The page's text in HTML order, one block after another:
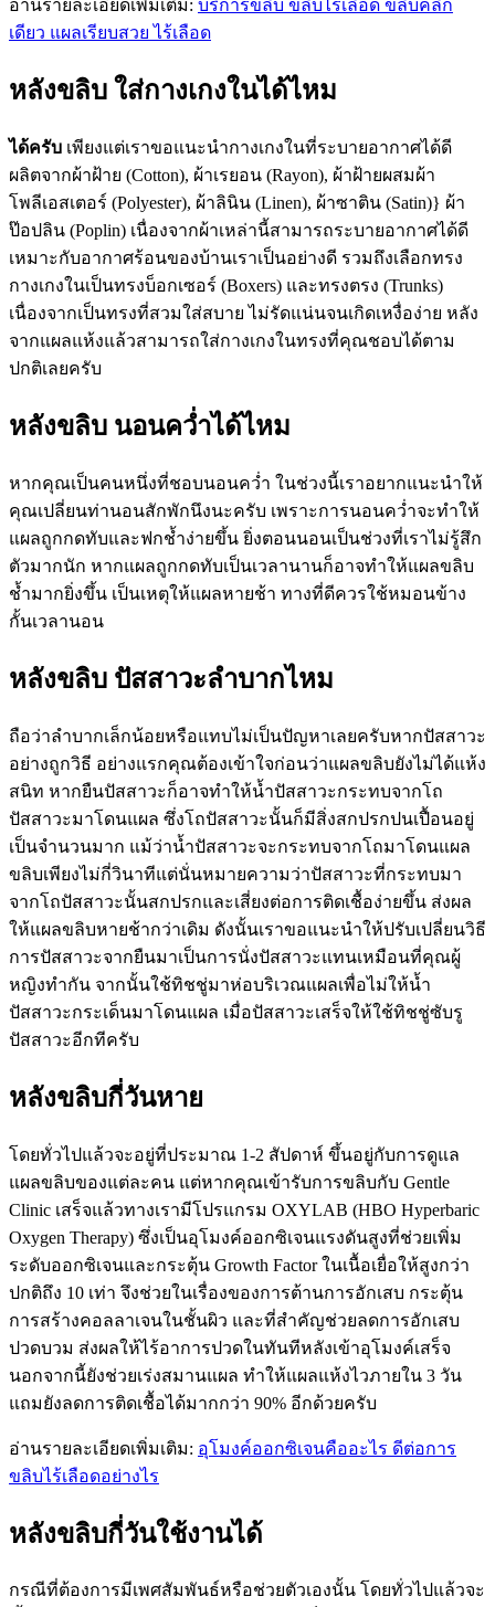
อ่านรายละเอียดเพิ่มเติม: บริการขลิบ ขลิบไร้เลือด ขลิบคลิก
เดียว แผลเรียบสวย ไร้เลือด
หลังขลิบ ใส่กางเกงในได้ไหม
ได้ครับ เพียงแต่เราขอแนะนำกางเกงในที่ระบายอากาศได้ดี
ผลิตจากผ้าฝ้าย (Cotton), ผ้าเรยอน (Rayon), ผ้าฝ้ายผสมผ้า
โพลีเอสเตอร์ (Polyester), ผ้าลินิน (Linen), ผ้าซาติน (Satin)} ผ้า
ป๊อปลิน (Poplin) เนื่องจากผ้าเหล่านี้สามารถระบายอากาศได้ดี
เหมาะกับอากาศร้อนของบ้านเราเป็นอย่างดี รวมถึงเลือกทรง
กางเกงในเป็นทรงบ็อกเซอร์ (Boxers) และทรงตรง (Trunks)
เนื่องจากเป็นทรงที่สวมใส่สบาย ไม่รัดแน่นจนเกิดเหงื่อง่าย หลัง
จากแผลแห้งแล้วสามารถใส่กางเกงในทรงที่คุณชอบได้ตาม
ปกติเลยครับ
หลังขลิบ นอนคว่ำได้ไหม
หากคุณเป็นคนหนึ่งที่ชอบนอนคว่ำ ในช่วงนี้เราอยากแนะนำให้
คุณเปลี่ยนท่านอนสักพักนึงนะครับ เพราะการนอนคว่ำจะทำให้
แผลถูกกดทับและฟกช้ำง่ายขึ้น ยิ่งตอนนอนเป็นช่วงที่เราไม่รู้สึก
ตัวมากนัก หากแผลถูกกดทับเป็นเวลานานก็อาจทำให้แผลขลิบ
ช้ำมากยิ่งขึ้น เป็นเหตุให้แผลหายช้า ทางที่ดีควรใช้หมอนข้าง
กั้นเวลานอน
หลังขลิบ ปัสสาวะลำบากไหม
ถือว่าลำบากเล็กน้อยหรือแทบไม่เป็นปัญหาเลยครับหากปัสสาวะ
อย่างถูกวิธี อย่างแรกคุณต้องเข้าใจก่อนว่าแผลขลิบยังไม่ได้แห้ง
สนิท หากยืนปัสสาวะก็อาจทำให้น้ำปัสสาวะกระทบจากโถ
ปัสสาวะมาโดนแผล ซึ่งโถปัสสาวะนั้นก็มีสิ่งสกปรกปนเปื้อนอยู่
เป็นจำนวนมาก แม้ว่าน้ำปัสสาวะจะกระทบจากโถมาโดนแผล
ขลิบเพียงไม่กี่วินาทีแต่นั่นหมายความว่าปัสสาวะที่กระทบมา
จากโถปัสสาวะนั้นสกปรกและเสี่ยงต่อการติดเชื้อง่ายขึ้น ส่งผล
ให้แผลขลิบหายช้ากว่าเดิม ดังนั้นเราขอแนะนำให้ปรับเปลี่ยนวิธี
การปัสสาวะจากยืนมาเป็นการนั่งปัสสาวะแทนเหมือนที่คุณผู้
หญิงทำกัน จากนั้นใช้ทิชชู่มาห่อบริเวณแผลเพื่อไม่ให้น้ำ
ปัสสาวะกระเด็นมาโดนแผล เมื่อปัสสาวะเสร็จให้ใช้ทิชชู่ซับรู
ปัสสาวะอีกทีครับ
หลังขลิบกี่วันหาย
โดยทั่วไปแล้วจะอยู่ที่ประมาณ 1-2 สัปดาห์ ขึ้นอยู่กับการดูแล
แผลขลิบของแต่ละคน แต่หากคุณเข้ารับการขลิบกับ Gentle
Clinic เสร็จแล้วทางเรามีโปรแกรม OXYLAB (HBO Hyperbaric
Oxygen Therapy) ซึ่งเป็นอุโมงค์ออกซิเจนแรงดันสูงที่ช่วยเพิ่ม
ระดับออกซิเจนและกระตุ้น Growth Factor ในเนื้อเยื่อให้สูงกว่า
ปกติถึง 10 เท่า จึงช่วยในเรื่องของการต้านการอักเสบ กระตุ้น
การสร้างคอลลาเจนในชั้นผิว และที่สำคัญช่วยลดการอักเสบ
ปวดบวม ส่งผลให้ไร้อาการปวดในทันทีหลังเข้าอุโมงค์เสร็จ
นอกจากนี้ยังช่วยเร่งสมานแผล ทำให้แผลแห้งไวภายใน 3 วัน
แถมยังลดการติดเชื้อได้มากกว่า 90% อีกด้วยครับ
อ่านรายละเอียดเพิ่มเติม: อุโมงค์ออกซิเจนคืออะไร ดีต่อการ
ขลิบไร้เลือดอย่างไร
หลังขลิบกี่วันใช้งานได้
กรณีที่ต้องการมีเพศสัมพันธ์หรือช่วยตัวเองนั้น โดยทั่วไปแล้วจะ